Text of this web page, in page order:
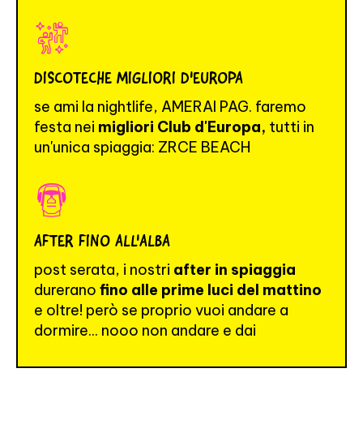
DISCOTECHE MIGLIORI D'EUROPA
se ami la nightlife, AMERAI PAG. faremo
festa nei migliori Club d'Europa, tutti in
un'unica spiaggia: ZRCE BEACH
AFTER FINO ALL'ALBA
post serata, i nostri after in spiaggia
durerano fino alle prime luci del mattino
e oltre! però se proprio vuoi andare a
dormire... nooo non andare e dai